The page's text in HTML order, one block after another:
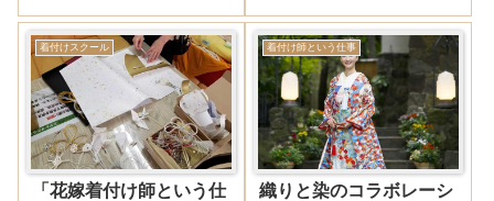
着付けスクール
「花嫁着付け師という仕
着付け師という仕事
織りと染のコラボレーシ